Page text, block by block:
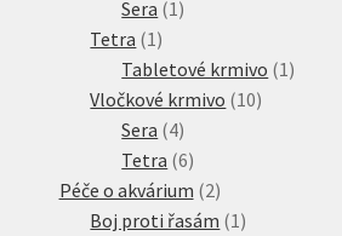
Sera 11
Tetra 11
produkt
Tabletové krmivo 11
Vločkové krmivo 1010
Sera 44
produkty
Tetra 66
produktů
Péče o akvárium 22
produkty
Boj proti řasám 11